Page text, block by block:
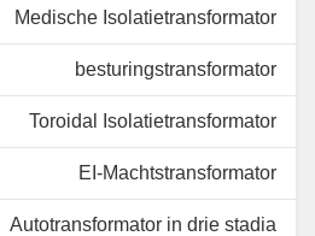
Medische Isolatietransformator
besturingstransformator
Toroidal Isolatietransformator
EI-Machtstransformator
Autotransformator in drie stadia